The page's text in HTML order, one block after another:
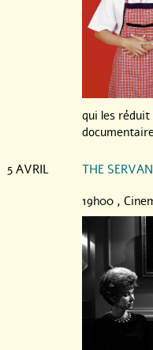
qui les réduit
5 AVRIL THE
19h00 ,